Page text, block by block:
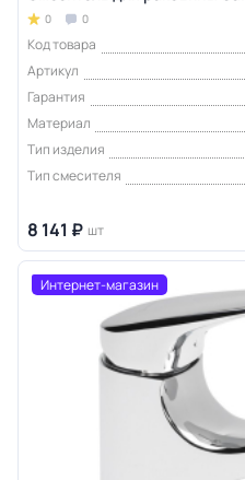
0 0
Код товара
Артикул
Гарантия
Материал
Тип изделия
Тип смесителя
8 141 ₽ шт
Интернет-магазин